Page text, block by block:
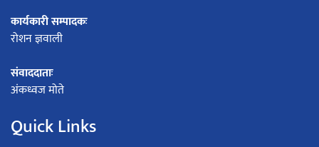
कार्यकारी सम्पादकः
रोशन ज्ञवाली
संवाददाताः
अंकध्वज मोते
Quick Links